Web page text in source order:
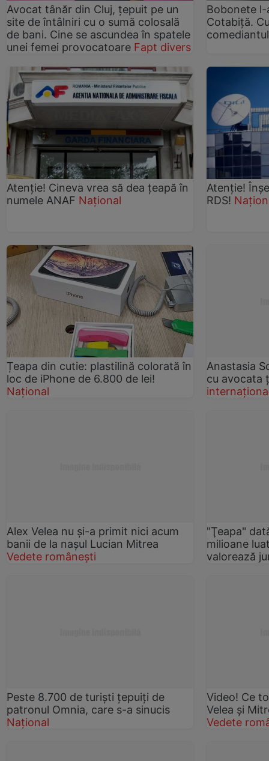
Avocat tânăr din Cluj, țepuit pe un
site de întâlniri cu o sumă colosală
de bani. Cine se ascundea în spatele
unei femei provocatoare Fapt divers
Bobonete
Cotabiță.
comediantul
Atenție! Cineva vrea să dea țeapă în
numele ANAF Național
Atenție!
RDS!
Țeapa din cutie: plastilină colorată în
loc de iPhone de 6.800 de lei!
Național
Anastasia
cu avocata
Alex Velea nu și-a primit nici acum
banii de la naşul Lucian Mitrea
Vedete românești
"Ţeapa"
milioane
valorează
Peste 8.700 de turişti țepuiți de
patronul Omnia, care s-a sinucis
Național
Video! Ce
Velea şi
Vedete